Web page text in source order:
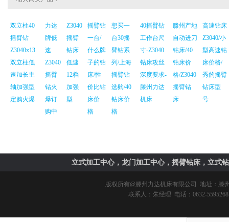
双立柱40
摇臂钻
Z3040x13
双立柱低
速加长主
轴加强型
定购火爆
力达
牌低
速
Z3040
摇臂
钻火
爆订
购中
Z3040
摇臂
钻床
低速
12档
加强
型
摇臂钻
一台/
什么牌
子的钻
床/性
价比钻
床价
格
想买一
台30摇
臂钻系
列/上海
摇臂钻
选购/40
钻床价
格
40摇臂钻
工作台尺
寸-Z3040
钻床攻丝
深度要求-
滕州力达
机床
滕州产地
自动进刀
钻床/40
钻床价
格/Z3040
摇臂钻
床
高速钻床
Z3040/小
型高速钻
床价格/
秀的摇臂
钻床型
号
立式加工中心，龙门加工中心，摇臂钻床，立式
版权所有@滕州力达机床有限公司
地址：滕
联系人：朱经理 电话：0632-